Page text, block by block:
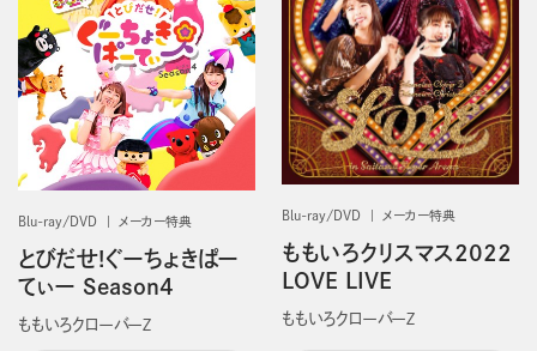
Blu-ray/DVD メーカー特典
とびだせ!ぐーちょきぱー
てぃー Season4
ももいろクローバーＺ
Blu-ray/DVD メーカー特典
ももいろクリスマス2022
LOVE LIVE
ももいろクローバーＺ